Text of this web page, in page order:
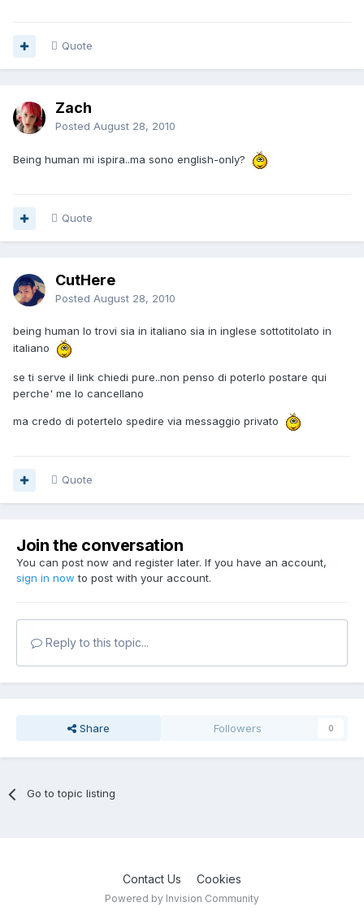
Quote
Zach
Posted August 28, 2010
Being human mi ispira..ma sono english-only?
Quote
CutHere
Posted August 28, 2010
being human lo trovi sia in italiano sia in inglese sottotitolato in
italiano
se ti serve il link chiedi pure..non penso di poterlo postare qui
perche' me lo cancellano
ma credo di potertelo spedire via messaggio privato
Quote
Join the conversation
You can post now and register later. If you have an account,
sign in now to post with your account.
Reply to this topic...
Share Followers 0
Go to topic listing
Contact Us Cookies
Powered by Invision Community